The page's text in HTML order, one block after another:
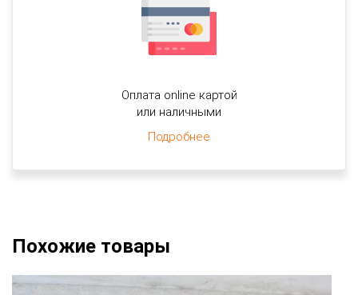
Оплата online картой
или наличными
Подробнее
Похожие товары